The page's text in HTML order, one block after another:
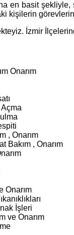
en basit
kişilerin
İzmir
Onarım
Açma
, Onarım
Bakım , Onarım
Onarım
İşleri
ve Onarım